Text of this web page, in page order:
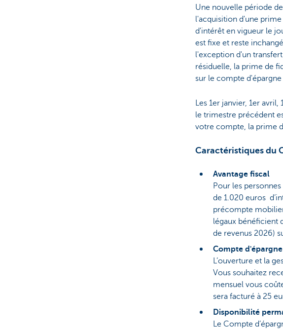
Une nouvelle période
l'acquisition d'une
d'intérêt en vigueur le
est fixe et reste
l'exception d'un
résiduelle, la prime de
sur le compte
Les 1er janvier, 1er
le trimestre précédent
votre compte, la prime
Caractéristiques du
Avantage fiscal
Pour les
de 1.020 euros
précompte
légaux bénéficient
de revenus 2026)
Compte
L’ouverture et la
Vous souhaitez
mensuel vous
sera facturé à 25
Disponibilité
Le Compte